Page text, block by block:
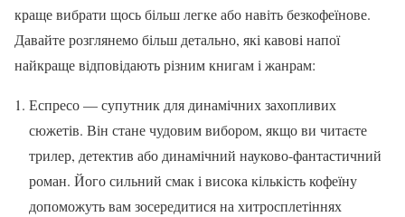
краще вибрати щось більш легке або навіть безкофеїнове.
Давайте розглянемо більш детально, які кавові напої
найкраще відповідають різним книгам і жанрам:
Еспресо — супутник для динамічних захопливих
сюжетів. Він стане чудовим вибором, якщо ви читаєте
трилер, детектив або динамічний науково-фантастичний
роман. Його сильний смак і висока кількість кофеїну
допоможуть вам зосередитися на хитросплетіннях